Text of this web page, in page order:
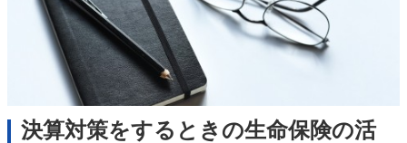
決算対策をするときの生命保険の活